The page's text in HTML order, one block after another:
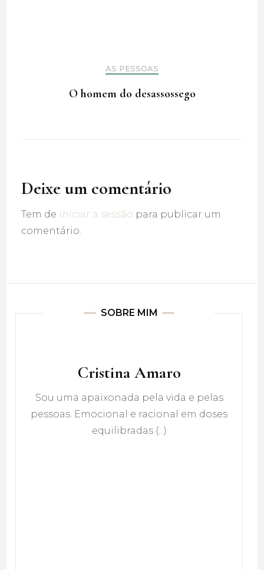
AS PESSOAS
O homem do desassossego
Deixe um comentário
Tem de iniciar a sessão para publicar um
comentário.
SOBRE MIM
Cristina Amaro
Sou uma apaixonada pela vida e pelas
pessoas. Emocional e racional em doses
equilibradas (...)